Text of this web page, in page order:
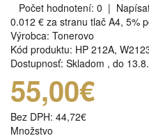
Počet hodnotení: 0 |
0.012 € za stranu tlač A4, 5%
Výrobca: Tonerovo
Kód produktu: HP 212A,
Dostupnosť: Skladom , do
55,00€
Bez DPH: 44,72€
Množstvo